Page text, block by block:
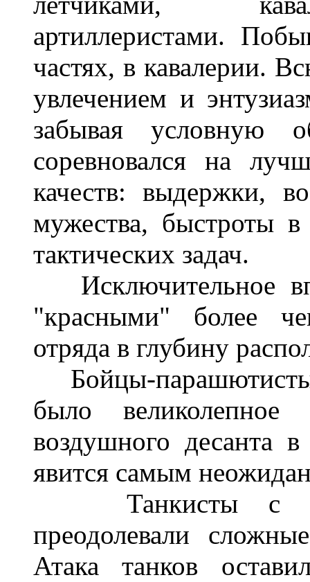
артиллеристами.
частях, в кавалерии.
увлечением и
забывая условную
соревновался на
качеств: выдержки,
мужества, быстроты
тактических задач.
Исключительное
"красными" более
отряда в глубину
Бойцы-
было великолепное
воздушного десанта
явится самым
Танкисты с
преодолевали
Атака танков